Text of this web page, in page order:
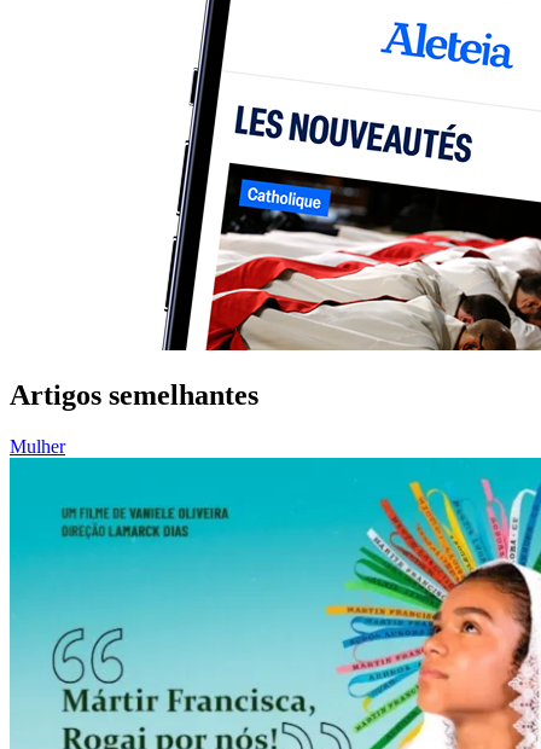
Artigos semelhantes
Mulher